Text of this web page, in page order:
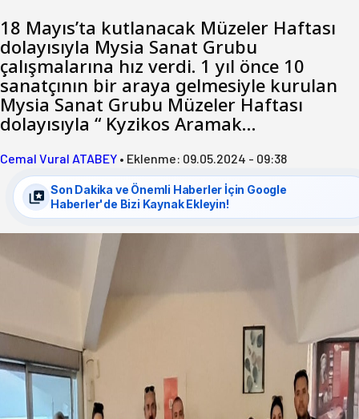
18 Mayıs’ta kutlanacak Müzeler Haftası
dolayısıyla Mysia Sanat Grubu
çalışmalarına hız verdi. 1 yıl önce 10
sanatçının bir araya gelmesiyle kurulan
Mysia Sanat Grubu Müzeler Haftası
dolayısıyla “ Kyzikos Aramak…
Cemal Vural ATABEY • Eklenme: 09.05.2024 - 09:38
Son Dakika ve Önemli Haberler İçin Google
Haberler'de Bizi Kaynak Ekleyin!